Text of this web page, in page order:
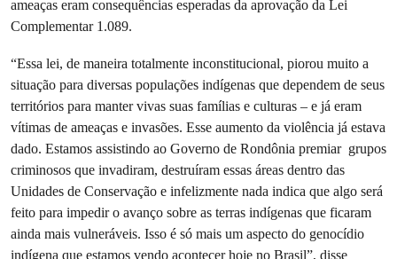
ameaças eram consequências esperadas da aprovação da Lei
Complementar 1.089.
“Essa lei, de maneira totalmente inconstitucional, piorou muito a
situação para diversas populações indígenas que dependem de seus
territórios para manter vivas suas famílias e culturas – e já eram
vítimas de ameaças e invasões. Esse aumento da violência já estava
dado. Estamos assistindo ao Governo de Rondônia premiar grupos
criminosos que invadiram, destruíram essas áreas dentro das
Unidades de Conservação e infelizmente nada indica que algo será
feito para impedir o avanço sobre as terras indígenas que ficaram
ainda mais vulneráveis. Isso é só mais um aspecto do genocídio
indígena que estamos vendo acontecer hoje no Brasil”, disse